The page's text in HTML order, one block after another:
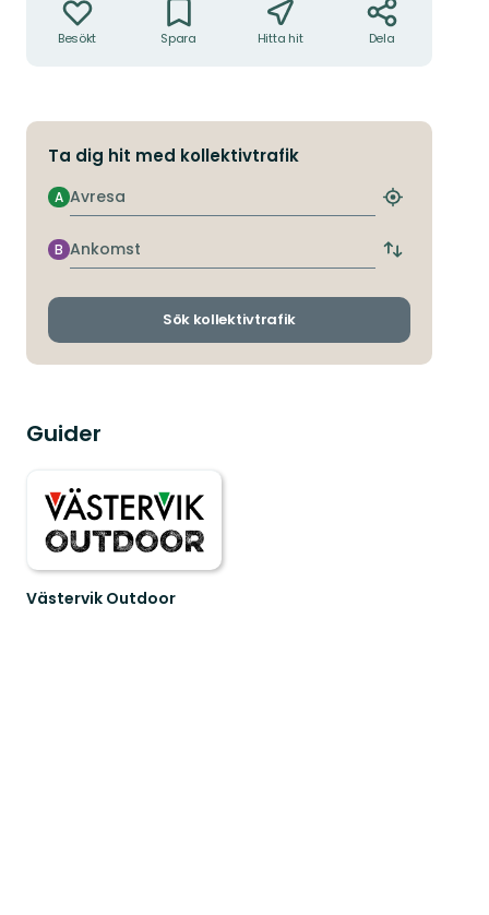
Besökt Spara Hitta hit Dela
Ta dig hit med kollektivtrafik
Avresa
A
Hitta
hållplats
Ankomst
B
Byt
och
Sök kollektivtrafik
Guider
Västervik Outdoor